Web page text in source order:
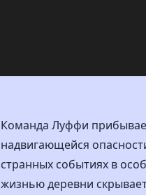
Команда Луффи
надвигающейся
странных событиях в
жизнью деревни